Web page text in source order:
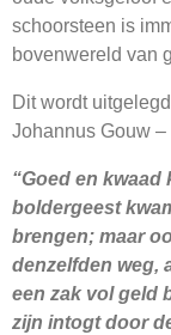
schoorsteen is
bovenwereld van
Dit wordt
Johannus Gouw –
“Goed en
boldergeest
brengen; maar
denzelfden weg,
een zak vol geld
zijn intogt door